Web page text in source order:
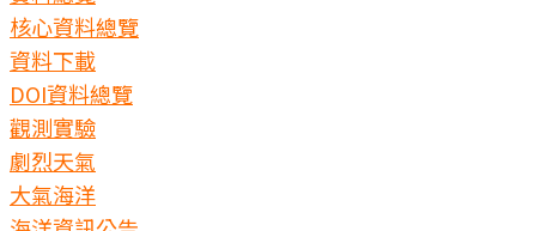
核心資料總覽
資料下載
DOI資料總覽
觀測實驗
劇烈天氣
大氣海洋